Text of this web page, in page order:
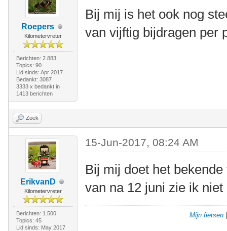
Roepers
Kilometervreter
Berichten: 2.883
Topics: 90
Lid sinds: Apr 2017
Bedankt: 3087
3333 x bedankt in
1413 berichten
Bij mij is het ook nog
van vijftig bijdragen per
Zoek
ErikvanD
Kilometervreter
Berichten: 1.500
Topics: 45
Lid sinds: May 2017
15-Jun-2017, 08:24 AM
Bij mij doet het
van na 12 juni zie ik niet
Mijn fietsen